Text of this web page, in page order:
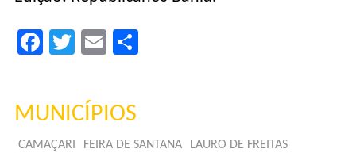
Facebook
TwitterEmail
MUNICÍPIOS
CAMAÇARI FEIRA DE SANTANA LAURO DE FREITAS